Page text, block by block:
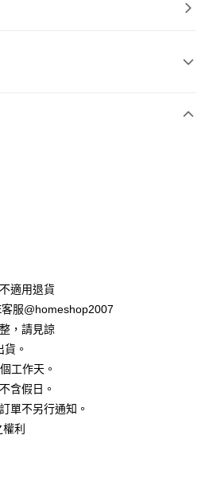
華泰商業銀行
遠東國際商業銀行
永豐商業銀行
台中商業銀行
華泰商業銀行
遠東國際商業銀行
台北富邦商業銀行
台中商業銀行
華泰商業銀行
永豐商業銀行
星展（台灣）商業銀行
中國信託商業銀行
彰化商業銀行
台北富邦商業銀行
臺灣中小企業銀行
玉山商業銀行
台新國際商業銀行
適用退貨
服@homeshop2007
，請見諒
。
工作天。
含假日。
單不另行通知。
利